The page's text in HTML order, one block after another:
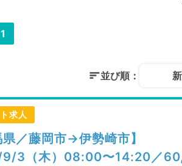
1
並び順：
求人
県／藤岡市→伊勢崎市】
3（木）08:00〜14:20／